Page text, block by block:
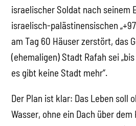
israelischer Soldat nach seinem
israelisch-palästinensischen
am Tag 60 Häuser zerstört, das
(ehemaligen) Stadt Rafah sei
es gibt keine Stadt mehr“.
Der Plan ist klar: Das Leben soll
Wasser, ohne ein Dach über